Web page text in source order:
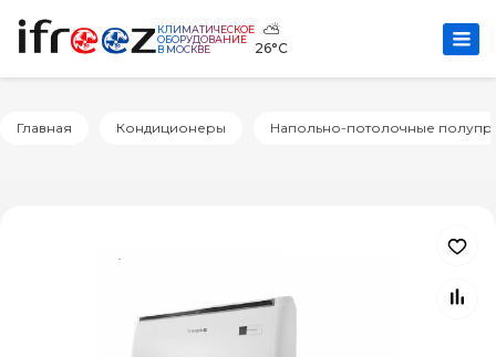
КЛИМАТИЧЕСКОЕ
ОБОРУДОВАНИЕ
В МОСКВЕ
⛅
26°C
Главная Кондиционеры Напольно-потолочные